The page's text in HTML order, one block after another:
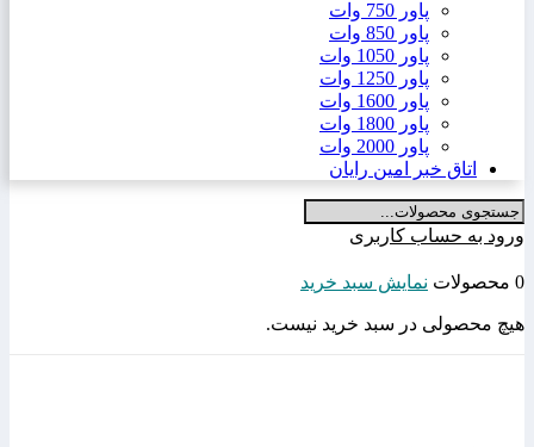
پاور 750 وات
پاور 850 وات
پاور 1050 وات
پاور 1250 وات
پاور 1600 وات
پاور 1800 وات
پاور 2000 وات
اتاق خبر امین رایان
ورود به حساب کاربری
0 محصولات نمایش سبد خرید
هیچ محصولی در سبد خرید نیست.